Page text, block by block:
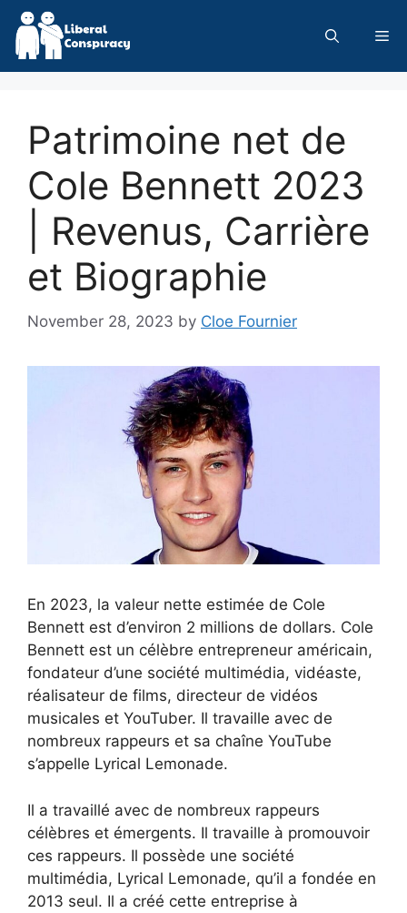
Skip
content
Patrimoine net de
Cole Bennett 2023
| Revenus, Carrière
et Biographie
November 28, 2023 by Cloe Fournier
En 2023, la valeur nette estimée de Cole
Bennett est d’environ 2 millions de dollars. Cole
Bennett est un célèbre entrepreneur américain,
fondateur d’une société multimédia, vidéaste,
réalisateur de films, directeur de vidéos
musicales et YouTuber. Il travaille avec de
nombreux rappeurs et sa chaîne YouTube
s’appelle Lyrical Lemonade.
Il a travaillé avec de nombreux rappeurs
célèbres et émergents. Il travaille à promouvoir
ces rappeurs. Il possède une société
multimédia, Lyrical Lemonade, qu’il a fondée en
2013 seul. Il a créé cette entreprise à